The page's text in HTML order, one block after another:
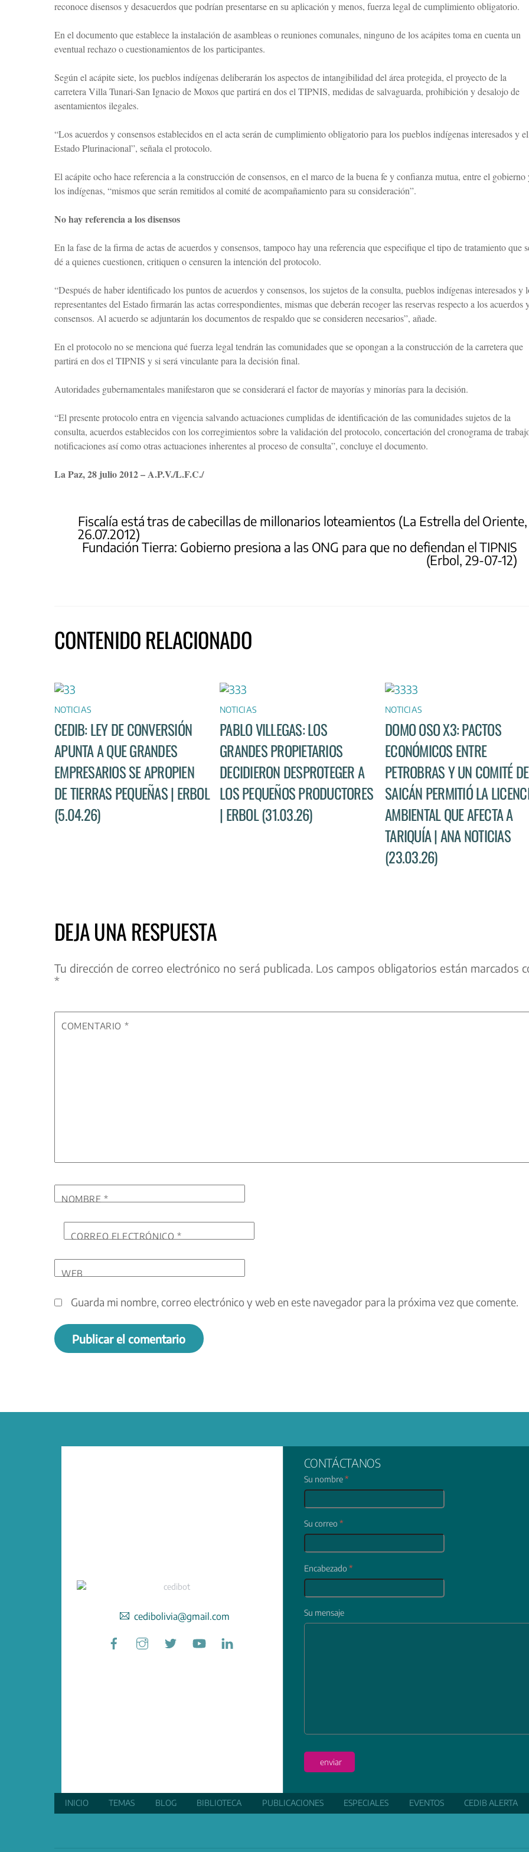
reconoce disensos y desacuerdos que podrían presentarse en su aplicación y menos, fuerza legal de cumplimiento obligatorio.
En el documento que establece la instalación de asambleas o reuniones comunales, ninguno de los acápites toma en cuenta un
eventual rechazo o cuestionamientos de los participantes.
Según el acápite siete, los pueblos indígenas deliberarán los aspectos de intangibilidad del área protegida, el proyecto de la
carretera Villa Tunari-San Ignacio de Moxos que partirá en dos el TIPNIS, medidas de salvaguarda, prohibición y desalojo de
asentamientos ilegales.
“Los acuerdos y consensos establecidos en el acta serán de cumplimiento obligatorio para los pueblos indígenas interesados y el
Estado Plurinacional”, señala el protocolo.
El acápite ocho hace referencia a la construcción de consensos, en el marco de la buena fe y confianza mutua, entre el gobierno
los indígenas, “mismos que serán remitidos al comité de acompañamiento para su consideración”.
No hay referencia a los disensos
En la fase de la firma de actas de acuerdos y consensos, tampoco hay una referencia que especifique el tipo de tratamiento que
dé a quienes cuestionen, critiquen o censuren la intención del protocolo.
“Después de haber identificado los puntos de acuerdos y consensos, los sujetos de la consulta, pueblos indígenas interesados y
representantes del Estado firmarán las actas correspondientes, mismas que deberán recoger las reservas respecto a los acuerdos
consensos. Al acuerdo se adjuntarán los documentos de respaldo que se consideren necesarios”, añade.
En el protocolo no se menciona qué fuerza legal tendrán las comunidades que se opongan a la construcción de la carretera que
partirá en dos el TIPNIS y si será vinculante para la decisión final.
Autoridades gubernamentales manifestaron que se considerará el factor de mayorías y minorías para la decisión.
“El presente protocolo entra en vigencia salvando actuaciones cumplidas de identificación de las comunidades sujetos de la
consulta, acuerdos establecidos con los corregimientos sobre la validación del protocolo, concertación del cronograma de
notificaciones así como otras actuaciones inherentes al proceso de consulta”, concluye el documento.
La Paz, 28 julio 2012 – A.P.V./L.F.C./
Fiscalía está tras de cabecillas de millonarios loteamientos (La Estrella del Oriente,
26.07.2012)
Fundación Tierra: Gobierno presiona a las ONG para que no defiendan el TIPNIS
(Erbol, 29-07-12)
CONTENIDO RELACIONADO
NOTICIAS
CEDIB: LEY DE CONVERSIÓN
APUNTA A QUE GRANDES
EMPRESARIOS SE APROPIEN
DE TIERRAS PEQUEÑAS | ERBOL
(5.04.26)
NOTICIAS
PABLO VILLEGAS: LOS
GRANDES PROPIETARIOS
DECIDIERON DESPROTEGER A
LOS PEQUEÑOS PRODUCTORES
| ERBOL (31.03.26)
NOTICIAS
DOMO OSO X3: PACTOS
ECONÓMICOS ENTRE
PETROBRAS Y UN COMITÉ DE
SAICÁN PERMITIÓ LA
AMBIENTAL QUE AFECTA A
TARIQUÍA | ANA NOTICIAS
(23.03.26)
DEJA UNA RESPUESTA
Tu dirección de correo electrónico no será publicada. Los campos obligatorios están marcados
*
COMENTARIO *
NOMBRE*
CORREO ELECTRÓNICO*
WEB
Guarda mi nombre, correo electrónico y web en este navegador para la próxima vez que comente.
cedibolivia@gmail.com
Facebook
CONTÁCTANOS
Su nombre*
Su correo *
Encabezado *
Su mensaje
enviar
INICIO TEMAS BLOG BIBLIOTECA PUBLICACIONES ESPECIALES EVENTOS CEDIB ALERTA